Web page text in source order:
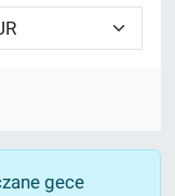
gece